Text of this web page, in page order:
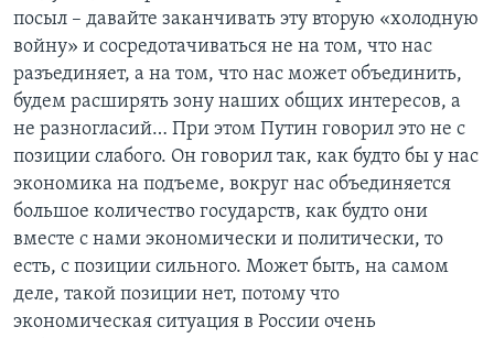
посыл – давайте заканчивать эту вторую «холодную
войну» и сосредотачиваться не на том, что нас
разъединяет, а на том, что нас может объединить,
будем расширять зону наших общих интересов, а
не разногласий… При этом Путин говорил это не с
позиции слабого. Он говорил так, как будто бы у нас
экономика на подъеме, вокруг нас объединяется
большое количество государств, как будто они
вместе с нами экономически и политически, то
есть, с позиции сильного. Может быть, на самом
деле, такой позиции нет, потому что
экономическая ситуация в России очень